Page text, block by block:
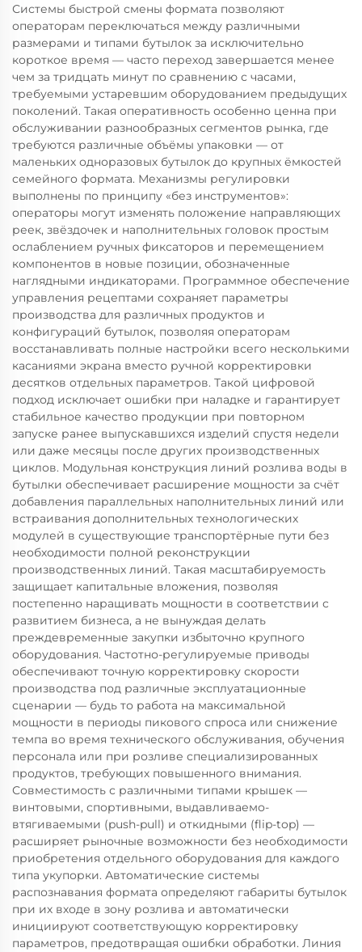
Системы быстрой смены формата позволяют
операторам переключаться между различными
размерами и типами бутылок за исключительно
короткое время — часто переход завершается менее
чем за тридцать минут по сравнению с часами,
требуемыми устаревшим оборудованием предыдущих
поколений. Такая оперативность особенно ценна при
обслуживании разнообразных сегментов рынка, где
требуются различные объёмы упаковки — от
маленьких одноразовых бутылок до крупных ёмкостей
семейного формата. Механизмы регулировки
выполнены по принципу «без инструментов»:
операторы могут изменять положение направляющих
реек, звёздочек и наполнительных головок простым
ослаблением ручных фиксаторов и перемещением
компонентов в новые позиции, обозначенные
наглядными индикаторами. Программное обеспечение
управления рецептами сохраняет параметры
производства для различных продуктов и
конфигураций бутылок, позволяя операторам
восстанавливать полные настройки всего несколькими
касаниями экрана вместо ручной корректировки
десятков отдельных параметров. Такой цифровой
подход исключает ошибки при наладке и гарантирует
стабильное качество продукции при повторном
запуске ранее выпускавшихся изделий спустя недели
или даже месяцы после других производственных
циклов. Модульная конструкция линий розлива воды в
бутылки обеспечивает расширение мощности за счёт
добавления параллельных наполнительных линий или
встраивания дополнительных технологических
модулей в существующие транспортёрные пути без
необходимости полной реконструкции
производственных линий. Такая масштабируемость
защищает капитальные вложения, позволяя
постепенно наращивать мощности в соответствии с
развитием бизнеса, а не вынуждая делать
преждевременные закупки избыточно крупного
оборудования. Частотно-регулируемые приводы
обеспечивают точную корректировку скорости
производства под различные эксплуатационные
сценарии — будь то работа на максимальной
мощности в периоды пикового спроса или снижение
темпа во время технического обслуживания, обучения
персонала или при розливе специализированных
продуктов, требующих повышенного внимания.
Совместимость с различными типами крышек —
винтовыми, спортивными, выдавливаемо-
втягиваемыми (push-pull) и откидными (flip-top) —
расширяет рыночные возможности без необходимости
приобретения отдельного оборудования для каждого
типа укупорки. Автоматические системы
распознавания формата определяют габариты бутылок
при их входе в зону розлива и автоматически
инициируют соответствующую корректировку
параметров, предотвращая ошибки обработки. Линия